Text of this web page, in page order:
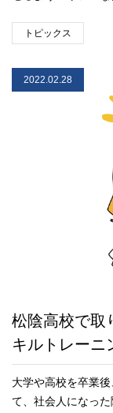
トピックス
2022.02.28
松陰高校で取
キルトレーニ
大学や高校を卒業
て、社会人になっ